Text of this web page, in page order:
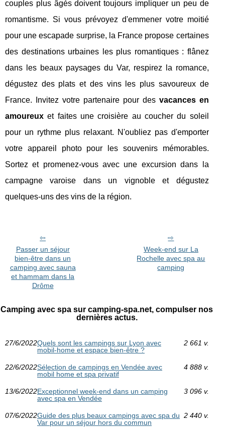
couples plus âgés doivent toujours impliquer un peu de
romantisme. Si vous prévoyez d'emmener votre moitié
pour une escapade surprise, la France propose certaines
des destinations urbaines les plus romantiques : flânez
dans les beaux paysages du Var, respirez la romance,
dégustez des plats et des vins les plus savoureux de
France. Invitez votre partenaire pour des vacances en
amoureux et faites une croisière au coucher du soleil
pour un rythme plus relaxant. N'oubliez pas d'emporter
votre appareil photo pour les souvenirs mémorables.
Sortez et promenez-vous avec une excursion dans la
campagne varoise dans un vignoble et dégustez
quelques-uns des vins de la région.
Passer un séjour
bien-être dans un
camping avec sauna
et hammam dans la
Drôme
Week-end sur La
Rochelle avec spa au
camping
Camping avec spa sur camping-spa.net, compulser nos
dernières actus.
27/6/2022Quels sont les campings sur Lyon avec
mobil-home et espace bien-être ?
2 661 v.
22/6/2022Sélection de campings en Vendée avec
mobil home et spa privatif
4 888 v.
13/6/2022Exceptionnel week-end dans un camping
avec spa en Vendée
3 096 v.
07/6/2022Guide des plus beaux campings avec spa du
Var pour un séjour hors du commun
2 440 v.